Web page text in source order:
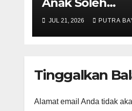
Bersama Kak
dan Piko
JUL 21, 2026 PUTRA
Tinggalkan
Alamat email Anda tidak